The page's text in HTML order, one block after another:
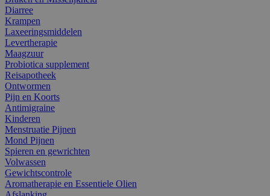
Diarree
Krampen
Laxeeringsmiddelen
Levertherapie
Maagzuur
Probiotica supplement
Reisapotheek
Ontwormen
Pijn en Koorts
Antimigraine
Kinderen
Menstruatie Pijnen
Mond Pijnen
Spieren en gewrichten
Volwassen
Gewichtscontrole
Aromatherapie en Essentiele Olien